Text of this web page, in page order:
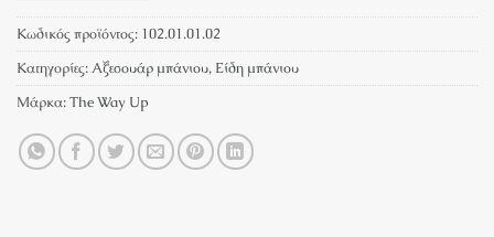
Κωδικός προϊόντος: 102.01.01.02
Κατηγορίες:Αξεσουάρ μπάνιου, Είδη μπάνιου
Μάρκα:The Way Up